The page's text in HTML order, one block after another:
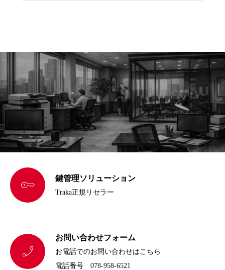
 鍵管理ソリューション
Traka正規リセラー

お問い合わせフォーム
お電話でのお問い合わせはこちら
電話番号 078-958-6521